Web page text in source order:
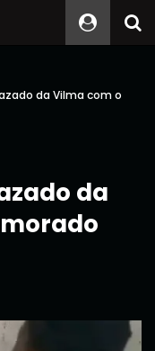
da Vilma com o
da